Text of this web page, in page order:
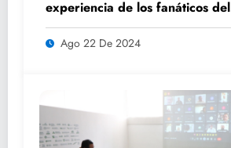
experiencia de los fanáticos del
automovilismo con DRIVER 1
Ago 22 De 2024